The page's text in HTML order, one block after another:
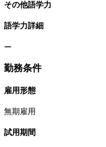
その他語学力
語学力詳細
ー
勤務条件
雇用形態
無期雇用
試用期間